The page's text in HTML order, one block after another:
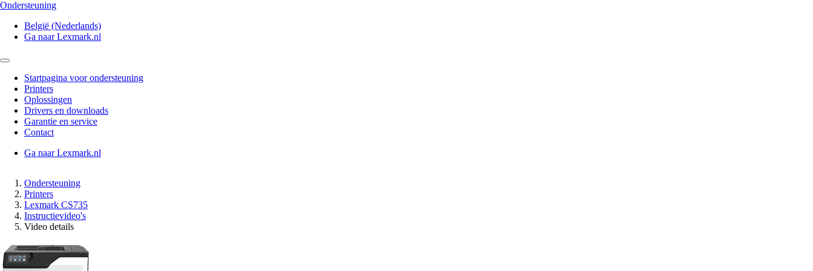
Ondersteuning
België (Nederlands)
Ga naar Lexmark.nl
Startpagina voor ondersteuning
Printers
Oplossingen
Drivers en downloads
Garantie en service
Contact
Ga naar Lexmark.nl
Ondersteuning
Printers
Lexmark CS735
Instructievideo's
Video details